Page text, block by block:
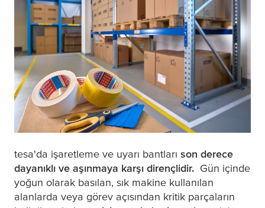
tesa'da işaretleme ve uyarı bantları son derece
dayanıklı ve aşınmaya karşı dirençlidir. Gün içinde
yoğun olarak basılan, sık makine kullanılan
alanlarda veya görev açısından kritik parçaların